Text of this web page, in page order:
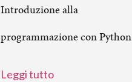
Introduzione alla
programmazione con Python
Leggi tutto